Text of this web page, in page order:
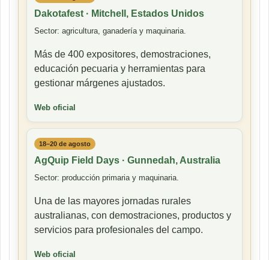
Dakotafest · Mitchell, Estados Unidos
Sector: agricultura, ganadería y maquinaria.
Más de 400 expositores, demostraciones,
educación pecuaria y herramientas para
gestionar márgenes ajustados.
Web oficial
18–20 de agosto
AgQuip Field Days · Gunnedah, Australia
Sector: producción primaria y maquinaria.
Una de las mayores jornadas rurales
australianas, con demostraciones, productos y
servicios para profesionales del campo.
Web oficial